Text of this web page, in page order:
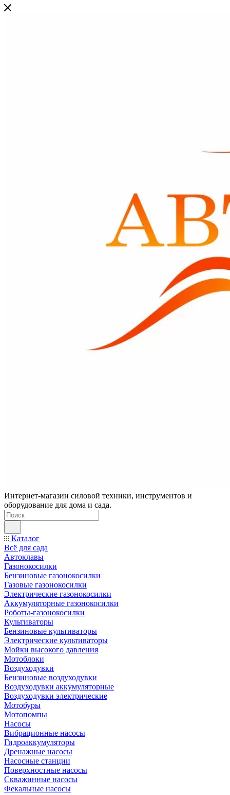
Интернет-магазин силовой техники, инструментов и
оборудование для дома и сада.
Каталог
Всё для сада
Автоклавы
Газонокосилки
Бензиновые газонокосилки
Газовые газонокосилки
Электрические газонокосилки
Аккумуляторные газонокосилки
Роботы-газонокосилки
Культиваторы
Бензиновые культиваторы
Электрические культиваторы
Мойки высокого давления
Мотоблоки
Воздуходувки
Бензиновые воздуходувки
Воздуходувки аккумуляторные
Воздуходувки электрические
Мотобуры
Мотопомпы
Насосы
Вибрационные насосы
Гидроаккумуляторы
Дренажные насосы
Насосные станции
Поверхностные насосы
Скважинные насосы
Фекальные насосы